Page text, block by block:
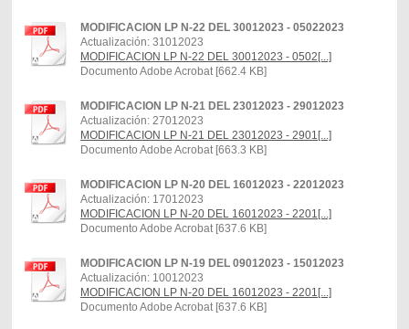
MODIFICACION LP N-22 DEL 30012023 - 05022023
Actualización: 31012023
MODIFICACION LP N-22 DEL 30012023 - 0502[...]
Documento Adobe Acrobat [662.4 KB]
MODIFICACION LP N-21 DEL 23012023 - 29012023
Actualización: 27012023
MODIFICACION LP N-21 DEL 23012023 - 2901[...]
Documento Adobe Acrobat [663.3 KB]
MODIFICACION LP N-20 DEL 16012023 - 22012023
Actualización: 17012023
MODIFICACION LP N-20 DEL 16012023 - 2201[...]
Documento Adobe Acrobat [637.6 KB]
MODIFICACION LP N-19 DEL 09012023 - 15012023
Actualización: 10012023
MODIFICACION LP N-20 DEL 16012023 - 2201[...]
Documento Adobe Acrobat [637.6 KB]